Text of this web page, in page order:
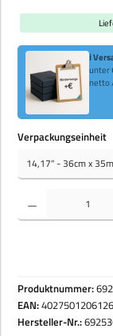
ℹ
unter
netto
Verpackungseinheit
Produkt Anzahl: Gib den
Produktnummer:
EAN:4027501206126
Hersteller-Nr.: